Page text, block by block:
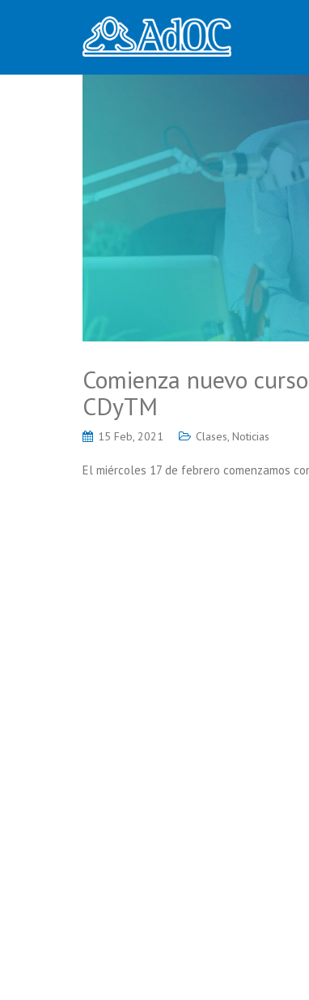
Comienza nuevo
CDyTM
15 Feb, 2021 Clases, Noticias
El miércoles 17 de febrero comenzamos